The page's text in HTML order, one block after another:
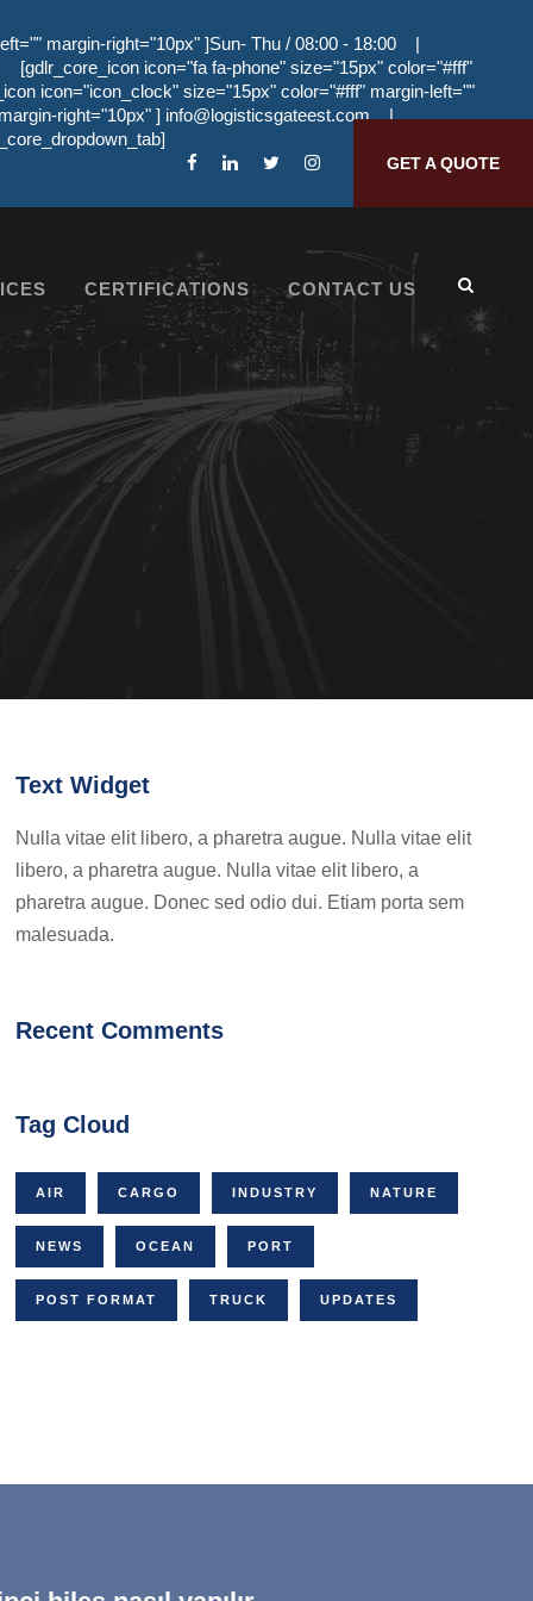
margin-right="10px" ]Sun- Thu / 08:00 - 18:00
|
[gdlr_core_icon icon="fa fa-phone" size="15px" color="#fff"
icon="icon_clock" size="15px" color="#fff" margin-left=""
right="10px" ] info@logisticsgateest.com
|
GET A QUOTE
CERTIFICATIONS CONTACT US
Text Widget
Nulla vitae elit libero, a pharetra augue. Nulla vitae elit
libero, a pharetra augue. Nulla vitae elit libero, a
pharetra augue. Donec sed odio dui. Etiam porta sem
malesuada.
Recent Comments
Tag Cloud
AIR CARGO INDUSTRY NATURE
NEWS OCEAN PORT
POST FORMAT TRUCK UPDATES